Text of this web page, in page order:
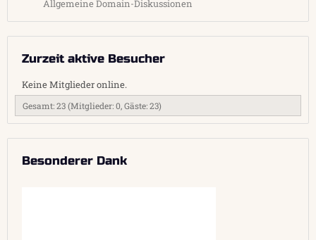
Allgemeine Domain-Diskussionen
Zurzeit aktive Besucher
Keine Mitglieder online.
Gesamt: 23 (Mitglieder: 0, Gäste: 23)
Besonderer Dank